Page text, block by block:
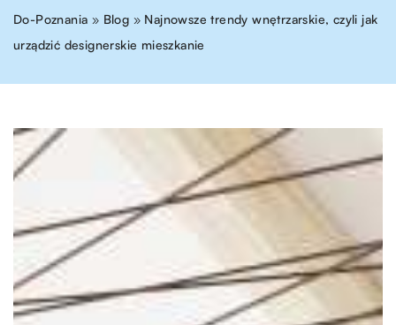
Do-Poznania » Blog » Najnowsze trendy wnętrzarskie, czyli jak
urządzić designerskie mieszkanie